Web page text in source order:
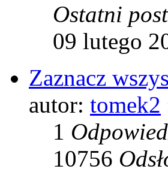
Ostatni post
09 lutego
Zaznacz
autor: tomek2
1
10756